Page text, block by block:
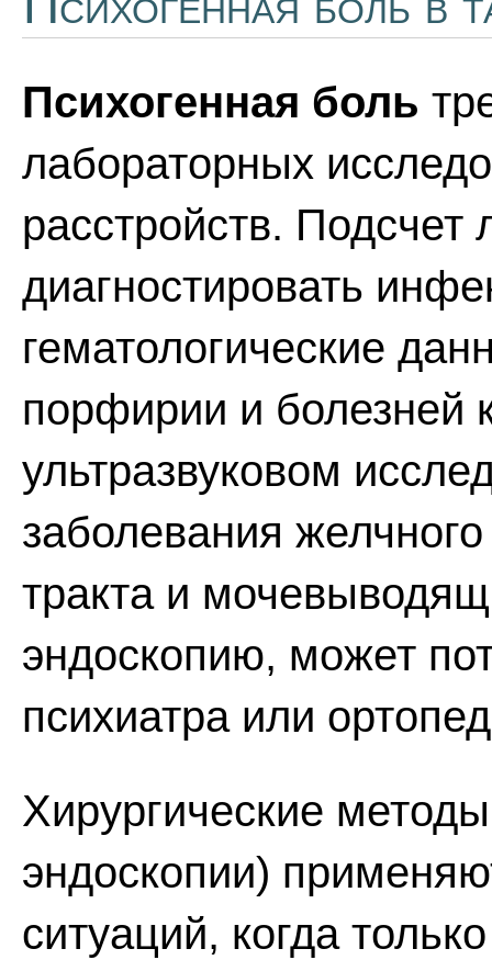
Психогенная боль
лабораторных
расстройств. Подсчет
диагностировать
гематологические
порфирии и болезней
ультразвуковом
заболевания
тракта и
эндоскопию, может
психиатра или
Хирургические
эндоскопии)
ситуаций, когда